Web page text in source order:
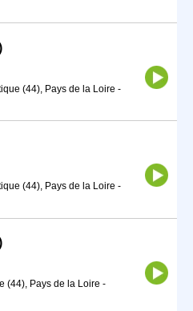
(44), Pays de la Loire -
(44), Pays de la Loire -
(44), Pays de la Loire -